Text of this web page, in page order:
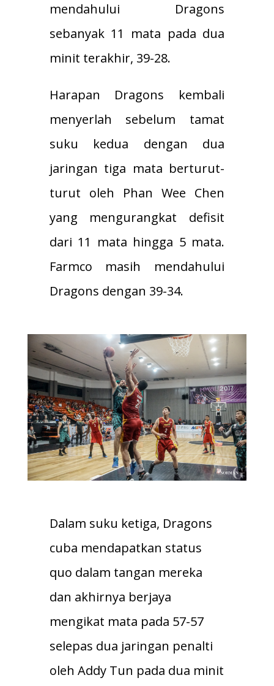
mendahului Dragons
sebanyak 11 mata pada dua
minit terakhir, 39-28.
Harapan Dragons kembali
menyerlah sebelum tamat
suku kedua dengan dua
jaringan tiga mata berturut-
turut oleh Phan Wee Chen
yang mengurangkat defisit
dari 11 mata hingga 5 mata.
Farmco masih mendahului
Dragons dengan 39-34.
Dalam suku ketiga, Dragons
cuba mendapatkan status
quo dalam tangan mereka
dan akhirnya berjaya
mengikat mata pada 57-57
selepas dua jaringan penalti
oleh Addy Tun pada dua minit